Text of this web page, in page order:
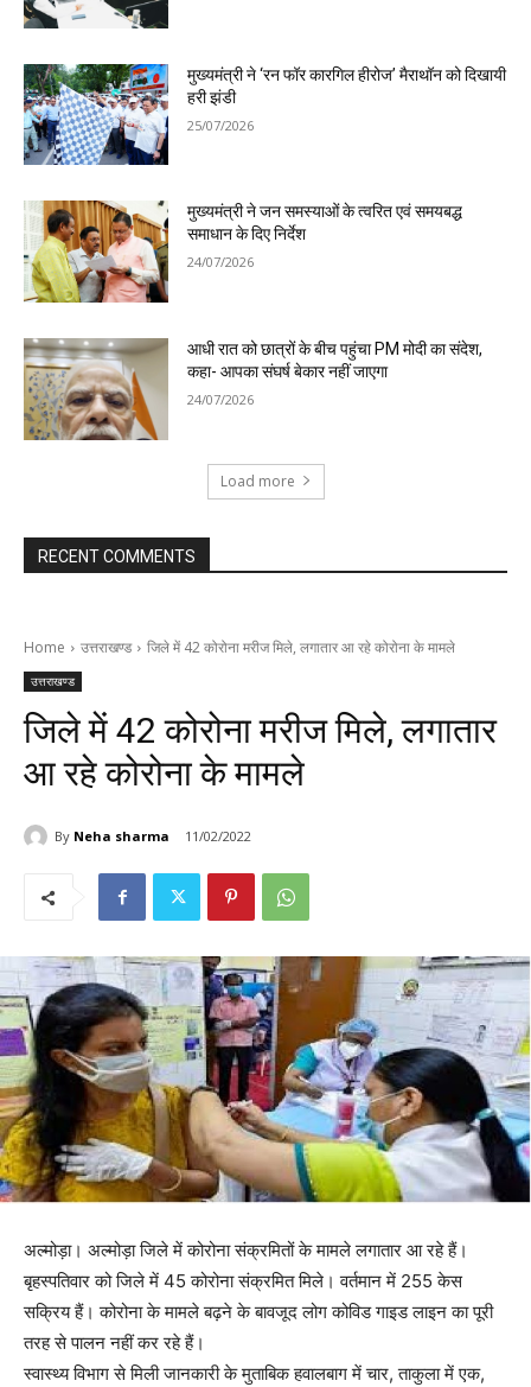
मुख्यमंत्री ने ‘रन फॉर कारगिल हीरोज’ मैराथॉन को दिखायी
हरी झंडी
25/07/2026
मुख्यमंत्री ने जन समस्याओं के त्वरित एवं समयबद्ध
समाधान के दिए निर्देश
24/07/2026
आधी रात को छात्रों के बीच पहुंचा PM मोदी का संदेश,
कहा- आपका संघर्ष बेकार नहीं जाएगा
24/07/2026
Load more
RECENT COMMENTS